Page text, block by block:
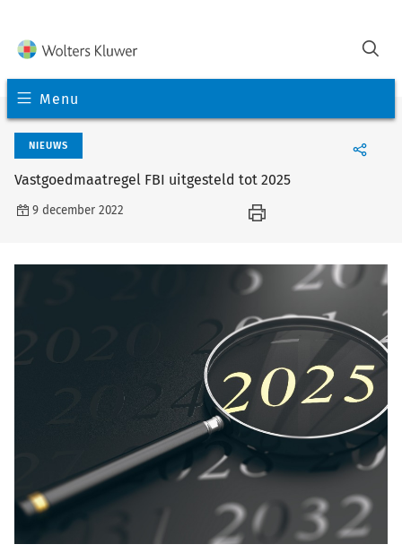
Menu
NIEUWS
Vastgoedmaatregel FBI uitgesteld tot 2025
9 december 2022